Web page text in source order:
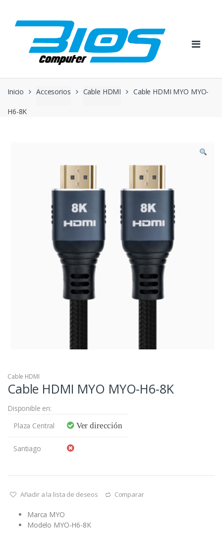
navigation
content
Inicio Accesorios Cable HDMI Cable HDMI MYO MYO-
H6-8K
Cable HDMI
Cable HDMI MYO MYO-H6-8K
Disponible en:
Plaza Central
Ver dirección
Santiago
Añadir a la lista de deseos Comparar
Marca MYO
Modelo MYO-H6-8K